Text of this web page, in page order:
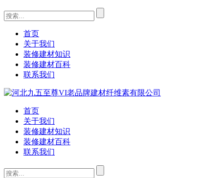
首页
关于我们
装修建材知识
装修建材百科
联系我们
首页
关于我们
装修建材知识
装修建材百科
联系我们